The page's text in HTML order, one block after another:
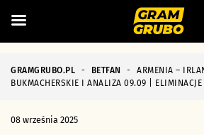
GRAMGRUBO.PL - BETFAN -
ARMENIA –
BUKMACHERSKIE I ANALIZA 09.09 | ELIMINACJE
08 września 2025